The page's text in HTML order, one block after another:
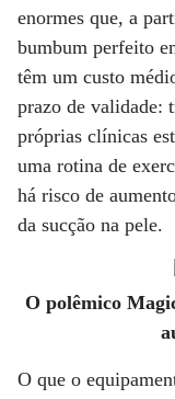
enormes que, a
bumbum perfeito
têm um custo
prazo de validade:
próprias clínicas
uma rotina de
há risco de
da sucção na pele.
O polêmico
O que o